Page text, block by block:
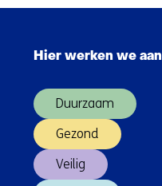
Hier werken we aan
Duurzaam
Gezond
Veilig